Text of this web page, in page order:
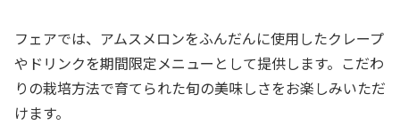
フェアでは、アムスメロンをふんだんに使用したクレープ
やドリンクを期間限定メニューとして提供します。こだわ
りの栽培方法で育てられた旬の美味しさをお楽しみいただ
けます。